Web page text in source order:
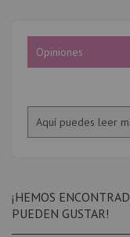
Opiniones
Aquí puedes leer
¡HEMOS
PUEDEN GUSTAR!